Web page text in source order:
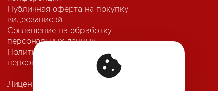
Публичная оферта на покупку
видеозаписей
Соглашение на обработку
персональных данных
Политика обработки
персональных данных
Лицензионный договор с